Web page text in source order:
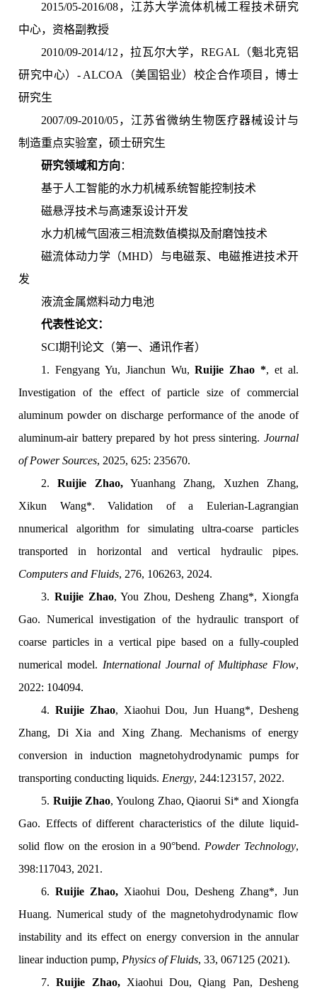
2015/05-2016/08，江苏大学流体机械工程技术研究
中心，资格副教授
2010/09-2014/12，拉瓦尔大学，REGAL（魁北克铝
研究中心）- ALCOA（美国铝业）校企合作项目，博士
研究生
2007/09-2010/05，江苏省微纳生物医疗器械设计与
制造重点实验室，硕士研究生
研究领域和方向 ：
基于人工智能的水力机械系统智能控制技术
磁悬浮技术与高速泵设计开发
水力机械气固液三相流数值模拟及耐磨蚀技术
磁流体动力学（MHD）与电磁泵、电磁推进技术开
发
液流金属燃料动力电池
代表性论文：
SCI期刊论文（第一、通讯作者）
1. Fengyang Yu, Jianchun Wu,Ruijie Zhao *, et al.
Investigation of the effect of particle size of commercial
aluminum powder on discharge performance of the anode of
aluminum-air battery prepared by hot press sintering. Journal
of Power Sources, 2025, 625: 235670.
2.Ruijie Zhao,Yuanhang Zhang, Xuzhen Zhang,
Xikun Wang*. Validation of a Eulerian-Lagrangian
nnumerical algorithm for simulating ultra-coarse particles
transported in horizontal and vertical hydraulic pipes.
Computers and Fluids, 276, 106263, 2024.
3. Ruijie Zhao, You Zhou, Desheng Zhang*, Xiongfa
Gao. Numerical investigation of the hydraulic transport of
coarse particles in a vertical pipe based on a fully-coupled
numerical model. International Journal of Multiphase Flow,
2022: 104094.
4.Ruijie Zhao, Xiaohui Dou, Jun Huang*, Desheng
Zhang, Di Xia and Xing Zhang. Mechanisms of energy
conversion in induction magnetohydrodynamic pumps for
transporting conducting liquids. Energy, 244:123157, 2022.
5. Ruijie Zhao, Youlong Zhao, Qiaorui Si* and Xiongfa
Gao. Effects of different characteristics of the dilute liquid-
solid flow on the erosion in a 90°bend. Powder Technology,
398:117043, 2021.
6.Ruijie Zhao, Xiaohui Dou, Desheng Zhang*, Jun
Huang. Numerical study of the magnetohydrodynamic flow
instability and its effect on energy conversion in the annular
linear induction pump, Physics of Fluids, 33, 067125 (2021).
7.Ruijie Zhao,Xiaohui Dou, Qiang Pan, Desheng